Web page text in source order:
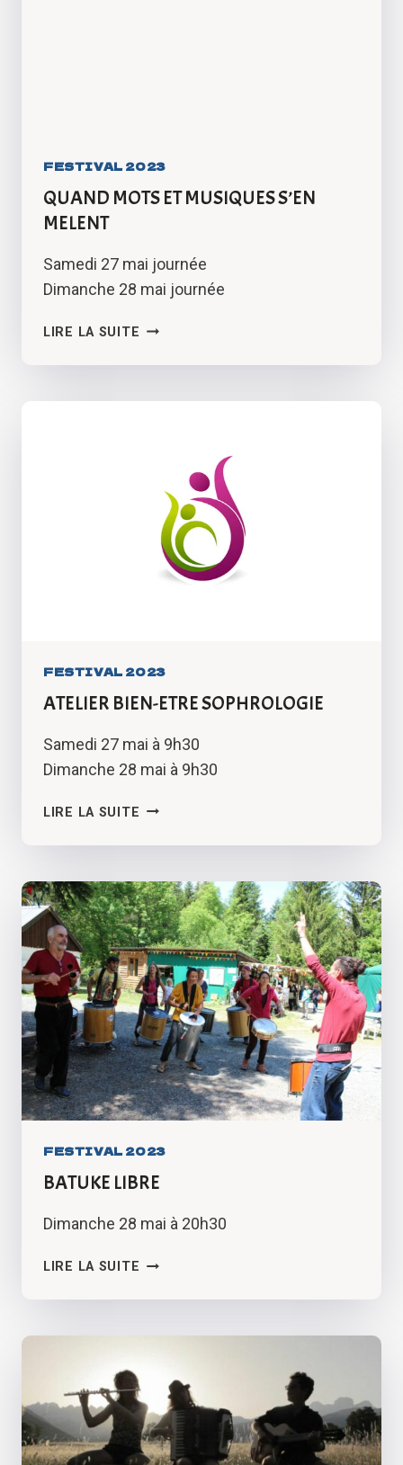
FESTIVAL 2023
QUAND MOTS ET MUSIQUES S’EN
MELENT
Samedi 27 mai journée
Dimanche 28 mai journée
LIRE LA SUITE QUAND
ET
FESTIVAL 2023
ATELIER BIEN-ETRE SOPHROLOGIE
Samedi 27 mai à 9h30
Dimanche 28 mai à 9h30
LIRE LA SUITE ATELIER
ETRE
FESTIVAL 2023
BATUKE LIBRE
Dimanche 28 mai à 20h30
LIRE LA SUITE BATUKE